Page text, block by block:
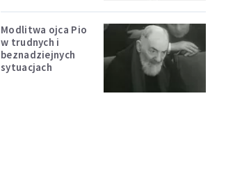
Modlitwa ojca Pio
w trudnych i
beznadziejnych
sytuacjach